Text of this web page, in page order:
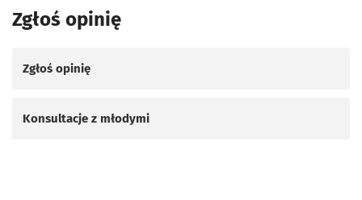
Zgłoś opinię
Zgłoś opinię
Konsultacje z młodymi